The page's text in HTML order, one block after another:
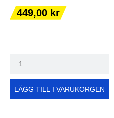
Pris
449,00 kr
LÄGG TILL I VARUKORGEN